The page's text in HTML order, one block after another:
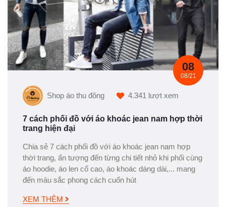
08
08/21
Shop áo thu đông 4.341 lượt xem
7 cách phối đồ với áo khoác jean nam hợp thời
trang hiện đại
Chia sẻ 7 cách phối đồ với áo khoác jean nam hợp
thời trang, ấn tượng đến từng chi tiết nhỏ khi phối cùng
áo hoodie, áo len cổ cao, áo khoác dáng dài,... mang
đến màu sắc phong cách cuốn hút
XEM THÊM